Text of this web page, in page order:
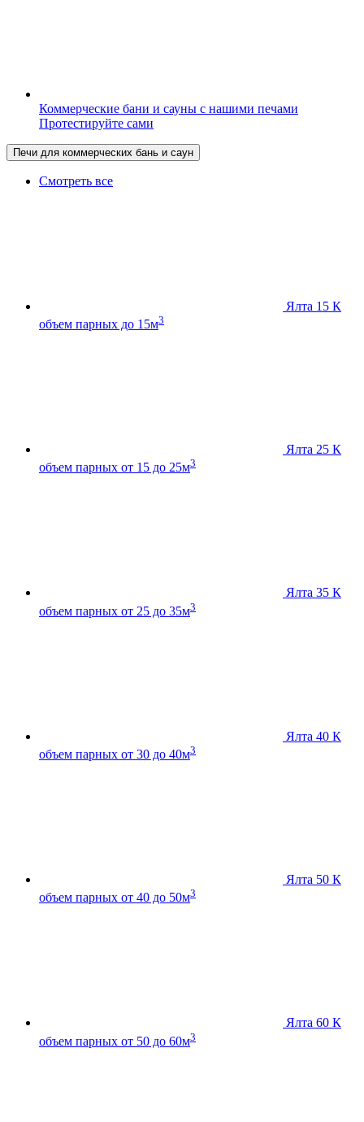
Коммерческие бани и сауны с нашими печами
Протестируйте сами
Печи для коммерческих бань и саун
Смотреть все
Ялта 15 К
объем парных до 15м3
Ялта 25 К
объем парных от 15 до 25м3
Ялта 35 К
объем парных от 25 до 35м3
Ялта 40 К
объем парных от 30 до 40м3
Ялта 50 К
объем парных от 40 до 50м3
Ялта 60 К
объем парных от 50 до 60м3